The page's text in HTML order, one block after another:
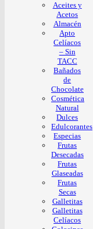
Aceites y
Acetos
Almacén
Apto
Celíacos
– Sin
TACC
Bañados
de
Chocolate
Cosmética
Natural
Dulces
Edulcorantes
Especias
Frutas
Desecadas
Frutas
Glaseadas
Frutas
Secas
Galletitas
Galletitas
Celíacos